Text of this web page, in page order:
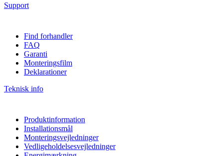
Support
Find forhandler
FAQ
Garanti
Monteringsfilm
Deklarationer
Teknisk info
Produktinformation
Installationsmål
Monteringsvejledninger
Vedligeholdelsesvejledninger